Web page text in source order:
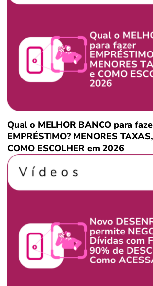
Qual o MELHOR BANCO para
EMPRÉSTIMO? MENORES
COMO ESCOLHER em 2026